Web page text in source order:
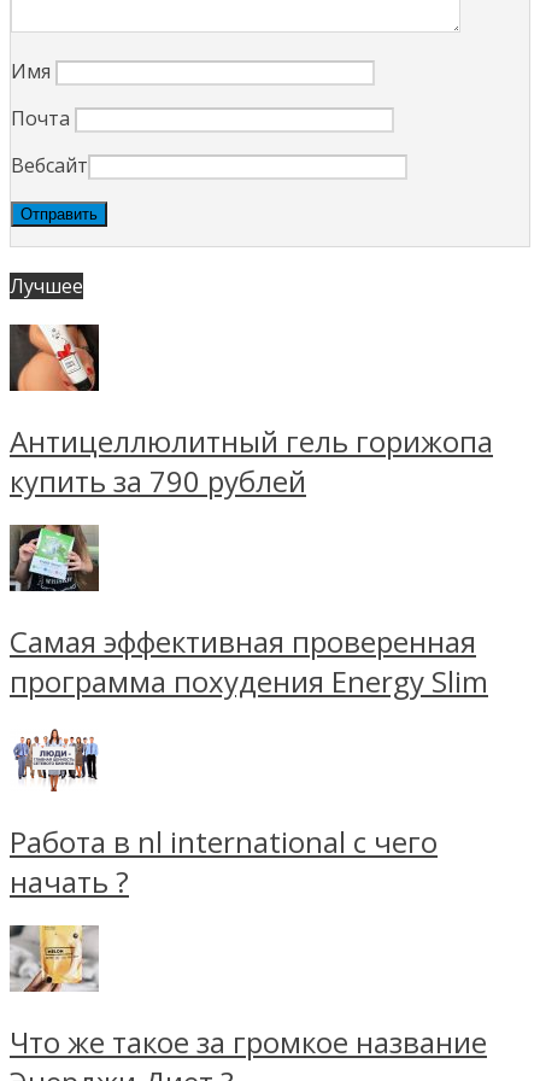
Имя
Почта
Вебсайт
Лучшее
Антицеллюлитный гель горижопа
купить за 790 рублей
Самая эффективная проверенная
программа похудения Energy Slim
Работа в nl international с чего
начать ?
Что же такое за громкое название